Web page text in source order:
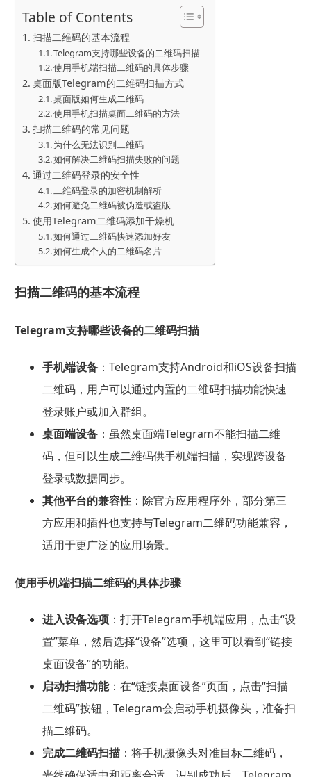
Table of Contents
扫描二维码的基本流程
Telegram支持哪些设备的二维码扫描
使用手机端扫描二维码的具体步骤
桌面版Telegram的二维码扫描方式
桌面版如何生成二维码
使用手机扫描桌面二维码的方法
扫描二维码的常见问题
为什么无法识别二维码
如何解决二维码扫描失败的问题
通过二维码登录的安全性
二维码登录的加密机制解析
如何避免二维码被伪造或盗版
使用Telegram二维码添加干燥机
如何通过二维码快速添加好友
如何生成个人的二维码名片
扫描二维码的基本流程
Telegram支持哪些设备的二维码扫描
手机端设备：Telegram支持Android和iOS设备扫描
二维码，用户可以通过内置的二维码扫描功能快速
登录账户或加入群组。
桌面端设备：虽然桌面端Telegram不能扫描二维
码，但可以生成二维码供手机端扫描，实现跨设备
登录或数据同步。
其他平台的兼容性：除官方应用程序外，部分第三
方应用和插件也支持与Telegram二维码功能兼容，
适用于更广泛的应用场景。
使用手机端扫描二维码的具体步骤
进入设备选项：打开Telegram手机端应用，点击“设
置”菜单，然后选择“设备”选项，这里可以看到“链接
桌面设备”的功能。
启动扫描功能：在“链接桌面设备”页面，点击“扫描
二维码”按钮，Telegram会启动手机摄像头，准备扫
描二维码。
完成二维码扫描：将手机摄像头对准目标二维码，